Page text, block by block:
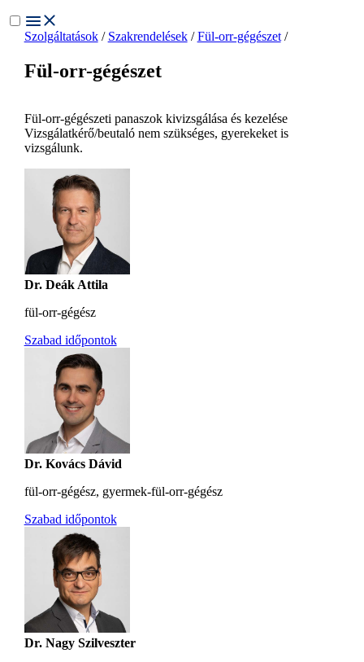
Szolgáltatások / Szakrendelések / Fül-orr-gégészet /
Fül-orr-gégészet
Fül-orr-gégészeti panaszok kivizsgálása és kezelése
Vizsgálatkérő/beutaló nem szükséges, gyerekeket is
vizsgálunk.
Dr. Deák Attila
fül-orr-gégész
Szabad időpontok
Dr. Kovács Dávid
fül-orr-gégész, gyermek-fül-orr-gégész
Szabad időpontok
Dr. Nagy Szilveszter